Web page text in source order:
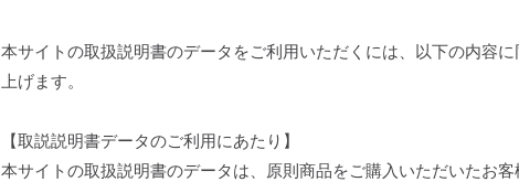
本サイトの取扱説明書のデータをご利用いただくには、以下の内容
上げます。
【取説説明書データのご利用にあたり】
本サイトの取扱説明書のデータは、原則商品をご購入いただいたお